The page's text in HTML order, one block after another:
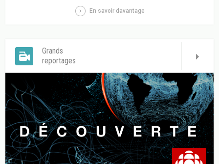
En savoir davantage
Grands
reportages